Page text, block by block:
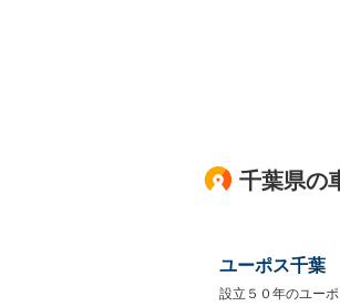
千葉県の
ユーポス千葉
設立５０年のユー